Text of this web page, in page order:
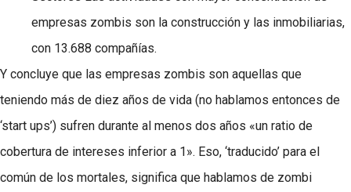
empresas zombis son la construcción y las inmobiliarias,
con 13.688 compañías.
Y concluye que las empresas zombis son aquellas que
teniendo más de diez años de vida (no hablamos entonces de
‘start ups’) sufren durante al menos dos años «un ratio de
cobertura de intereses inferior a 1». Eso, ‘traducido’ para el
común de los mortales, significa que hablamos de zombi